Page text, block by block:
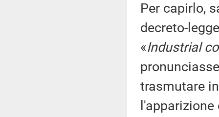
Per capirlo,
decreto-
«Industrial
trasmutare